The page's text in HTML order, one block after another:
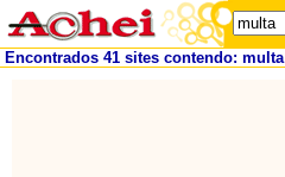
Encontrados 41 sites contendo: multa